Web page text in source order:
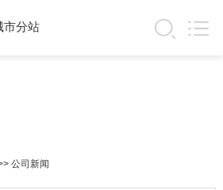
市分站
公司新闻